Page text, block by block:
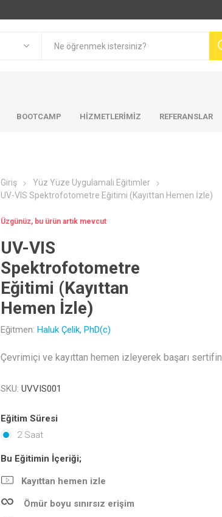
BOOTCAMP HIZMETLERIMIZ REFERANSLAR
Giriş
Yüz Yüze Uygulamalı Eğitimler
UV-VIS Spektrofotometre Eğitimi (Kayıttan Hemen İzle)
Üzgünüz, bu ürün artık mevcut
UV-VIS
Spektrofotometre
Eğitimi (Kayıttan
Hemen İzle)
Eğitmen: Haluk Çelik, PhD(c)
Çevrimiçi ve kayıttan hemen izleyerek başarı
SKU: UVVIS001
Eğitim Süresi
2 Saat
Bu Eğitimin İçeriği;
Kayıttan hemen izle
Ömür boyu sınırsız erişim